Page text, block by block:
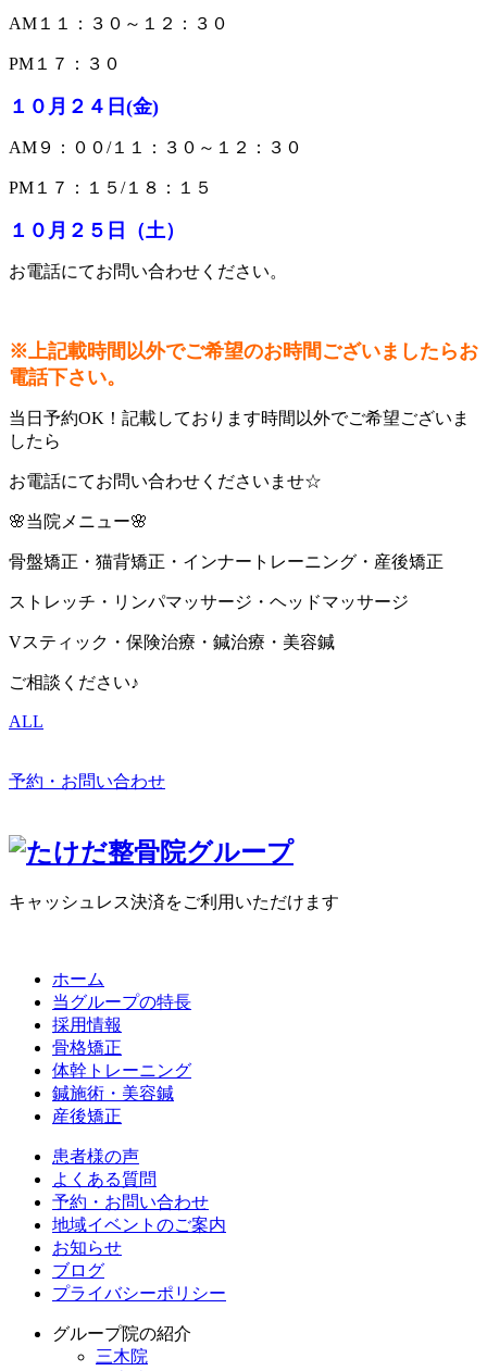
AM１１：３０～１２：３０
PM１７：３０
１０月２４日(金)
AM９：００/１１：３０～１２：３０
PM１７：１５/１８：１５
１０ 月２５ 日（土）
お電話にてお問い合わせください。
※上記載時間以外でご希望のお時間ございましたらお
電話下さい。
当日予約OK！記載しております時間以外でご希望ございま
したら
お電話にてお問い合わせくださいませ☆
🌸当院メニュー🌸
骨盤矯正・猫背矯正・インナートレーニング・産後矯正
ストレッチ・リンパマッサージ・ヘッドマッサージ
Vスティック・保険治療・鍼治療・美容鍼
ご相談ください♪
ALL
予約・お問い合わせ
キャッシュレス決済をご利用いただけます
ホーム
当グループの特長
採用情報
骨格矯正
体幹トレーニング
鍼施術・美容鍼
産後矯正
患者様の声
よくある質問
予約・お問い合わせ
地域イベントのご案内
お知らせ
ブログ
プライバシーポリシー
グループ院の紹介
三木院